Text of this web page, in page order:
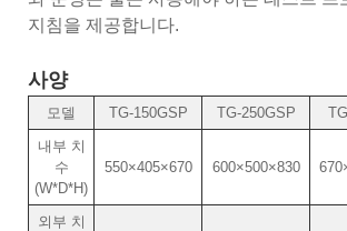
지침을 제공합니다.
사양
모델 TG-150GSP TG-250GSP
내부 치
수
(W*D*H)
550×405×670 600×500×830
외부 치